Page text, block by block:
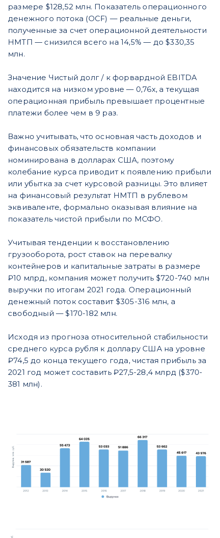
размере $128,52 млн. Показатель операционного
денежного потока (ОCF) — реальные деньги,
полученные за счет операционной деятельности
НМТП — снизился всего на 14,5% — до $330,35
млн.
Значение Чистый долг / к форвардной EBITDA
находится на низком уровне — 0,76х, а текущая
операционная прибыль превышает процентные
платежи более чем в 9 раз.
Важно учитывать, что основная часть доходов и
финансовых обязательств компании
номинирована в долларах США, поэтому
колебание курса приводит к появлению прибыли
или убытка за счет курсовой разницы. Это влияет
на финансовый результат НМТП в рублевом
эквиваленте, формально оказывая влияние на
показатель чистой прибыли по МСФО.
Учитывая тенденции к восстановлению
грузооборота, рост ставок на перевалку
контейнеров и капитальные затраты в размере
₽10 млрд, компания может получить $720-740 млн
выручки по итогам 2021 года. Операционный
денежный поток составит $305-316 млн, а
свободный — $170-182 млн.
Исходя из прогноза относительной стабильности
среднего курса рубля к доллару США на уровне
₽74,5 до конца текущего года, чистая прибыль за
2021 год может составить ₽27,5-28,4 млрд ($370-
381 млн).